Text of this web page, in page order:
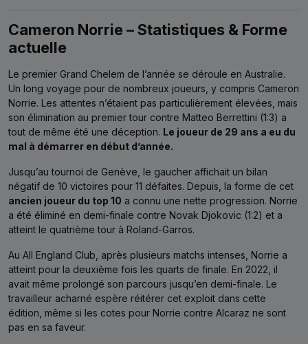
Cameron Norrie – Statistiques & Forme
actuelle
Le premier Grand Chelem de l’année se déroule en Australie.
Un long voyage pour de nombreux joueurs, y compris Cameron
Norrie. Les attentes n’étaient pas particulièrement élevées, mais
son élimination au premier tour contre Matteo Berrettini (1:3) a
tout de même été une déception. Le joueur de 29 ans a eu du
mal à démarrer en début d’année.
Jusqu’au tournoi de Genève, le gaucher affichait un bilan
négatif de 10 victoires pour 11 défaites. Depuis, la forme de cet
ancien joueur du top 10 a connu une nette progression. Norrie
a été éliminé en demi-finale contre Novak Djokovic (1:2) et a
atteint le quatrième tour à Roland-Garros.
Au All England Club, après plusieurs matchs intenses, Norrie a
atteint pour la deuxième fois les quarts de finale. En 2022, il
avait même prolongé son parcours jusqu’en demi-finale. Le
travailleur acharné espère réitérer cet exploit dans cette
édition, même si les cotes pour Norrie contre Alcaraz ne sont
pas en sa faveur.